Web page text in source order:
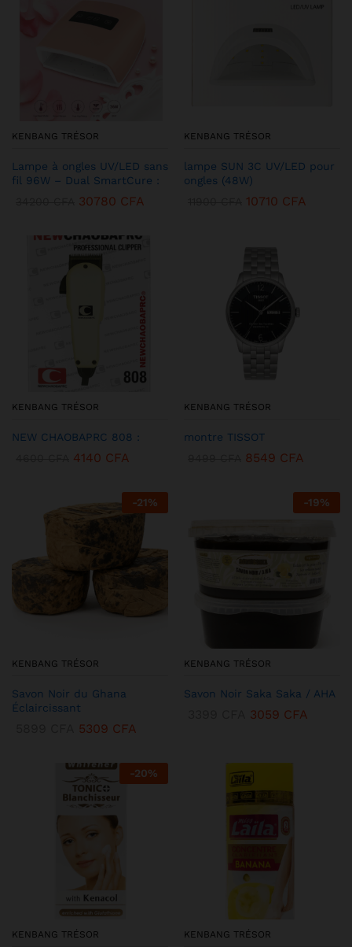
KENBANG TRÉSOR
Lampe à ongles UV/LED sans
fil 96W – Dual SmartCure :
30780 CFA
KENBANG TRÉSOR
lampe SUN 3C UV/LED pour
ongles (48W)
10710 CFA
KENBANG TRÉSOR
NEW CHAOBAPRC 808 :
4140 CFA
KENBANG TRÉSOR
montre TISSOT
8549 CFA
-21%
KENBANG TRÉSOR
Savon Noir du Ghana
Éclaircissant
5309 CFA
-19%
KENBANG TRÉSOR
Savon Noir Saka Saka / AHA
3059 CFA
-20%
KENBANG TRÉSOR KENBANG TRÉSOR